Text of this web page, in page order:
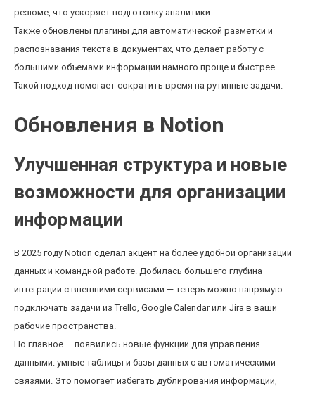
резюме, что ускоряет подготовку аналитики.
Также обновлены плагины для автоматической разметки и
распознавания текста в документах, что делает работу с
большими объемами информации намного проще и быстрее.
Такой подход помогает сократить время на рутинные задачи.
Обновления в Notion
Улучшенная структура и новые
возможности для организации
информации
В 2025 году Notion сделал акцент на более удобной организации
данных и командной работе. Добилась большего глубина
интеграции с внешними сервисами — теперь можно напрямую
подключать задачи из Trello, Google Calendar или Jira в ваши
рабочие пространства.
Но главное — появились новые функции для управления
данными: умные таблицы и базы данных с автоматическими
связями. Это помогает избегать дублирования информации,